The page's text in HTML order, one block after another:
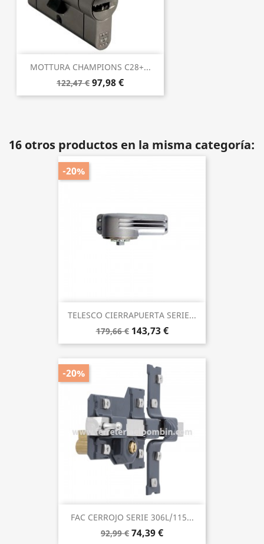
MOTTURA CHAMPIONS C28+...
122,47 € 97,98 €
16 otros productos en la misma categoría:
TELESCO CIERRAPUERTA SERIE...
179,66 € 143,73 €
-20%
FAC CERROJO SERIE 306L/115...
92,99 € 74,39 €
-20%